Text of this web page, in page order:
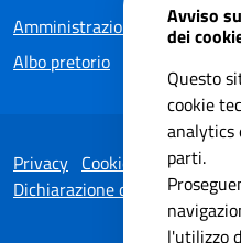
Amministrazione trasparente
Albo pretorio
Privacy Cookie Policy Note
Dichiarazione di accessibilità
Avviso
dei
Questo
cookie
analytics
parti.
l'utilizzo